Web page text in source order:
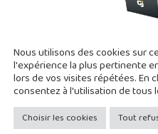
Duel : le nouveau jeu
Nous utilisons des cookies sur
l'expérience la plus pertinente
lors de vos visites répétées. En
consentez à l'utilisation de tous
Choisir les cookies Tout